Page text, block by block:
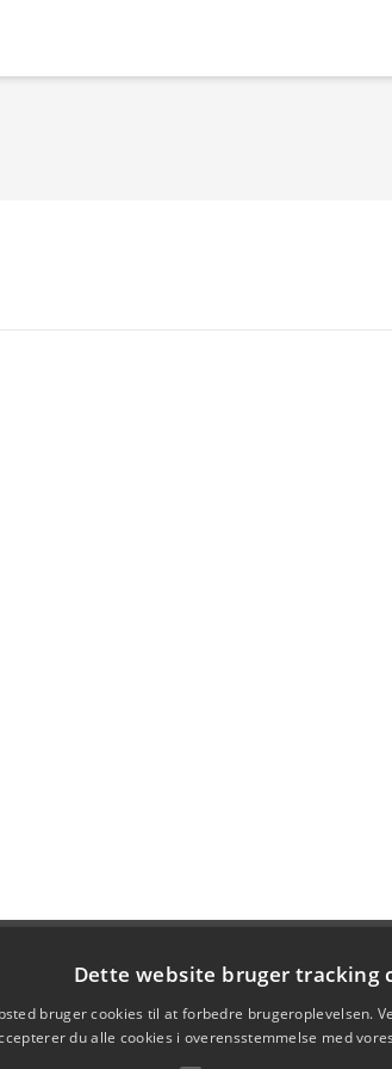
Dette website bruger tracking
bruger cookies til at forbedre brugeroplevelsen.
du alle cookies i overensstemmelse med